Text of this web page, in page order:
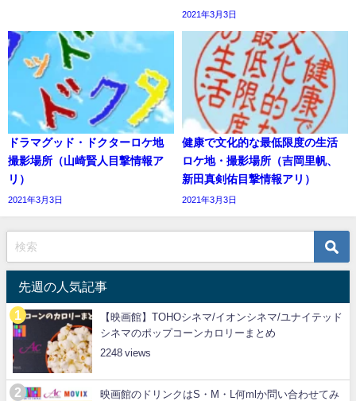
2021年3月3日
ドラマグッド・ドクターロケ地
撮影場所（山崎賢人目撃情報ア
リ）
2021年3月3日
健康で文化的な最低限度の生活
ロケ地・撮影場所（吉岡里帆、
新田真剣佑目撃情報アリ）
2021年3月3日
先週の人気記事
【映画館】TOHOシネマ/イオンシネマ/ユナイテッド
シネマのポップコーンカロリーまとめ
2248
映画館のドリンクはS・M・L何mlか問い合わせてみ